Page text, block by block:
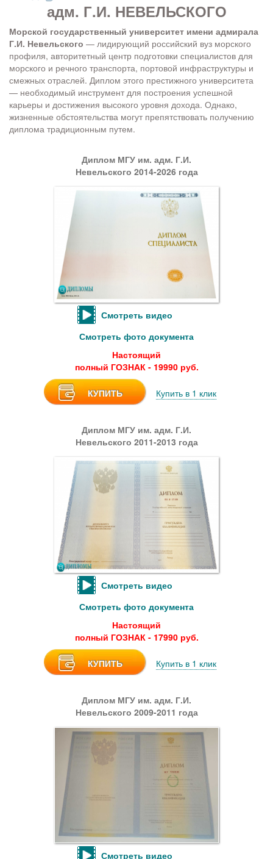
адм. Г.И. НЕВЕЛЬСКОГО
Морской государственный университет имени адмирала
Г.И. Невельского — лидирующий российский вуз морского
профиля, авторитетный центр подготовки специалистов для
морского и речного транспорта, портовой инфраструктуры и
смежных отраслей. Диплом этого престижного университета
— необходимый инструмент для построения успешной
карьеры и достижения высокого уровня дохода. Однако,
жизненные обстоятельства могут препятствовать получению
диплома традиционным путем.
Диплом МГУ им. адм. Г.И.
Невельского 2014-2026 года
Смотреть видео
Смотреть фото документа
Настоящий
полный ГОЗНАК - 19990 руб.
КУПИТЬ Купить в 1 клик
Диплом МГУ им. адм. Г.И.
Невельского 2011-2013 года
Смотреть видео
Смотреть фото документа
Настоящий
полный ГОЗНАК - 17990 руб.
КУПИТЬ Купить в 1 клик
Диплом МГУ им. адм. Г.И.
Невельского 2009-2011 года
Смотреть видео